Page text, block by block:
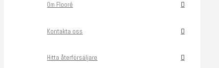
Om Flooré
Kontakta oss
Hitta återförsäljare